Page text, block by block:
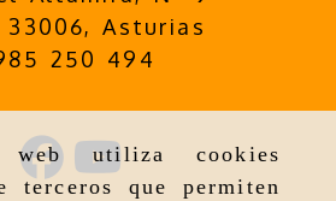
utiliza cookies
terceros que permiten
33006,Asturias
250 494